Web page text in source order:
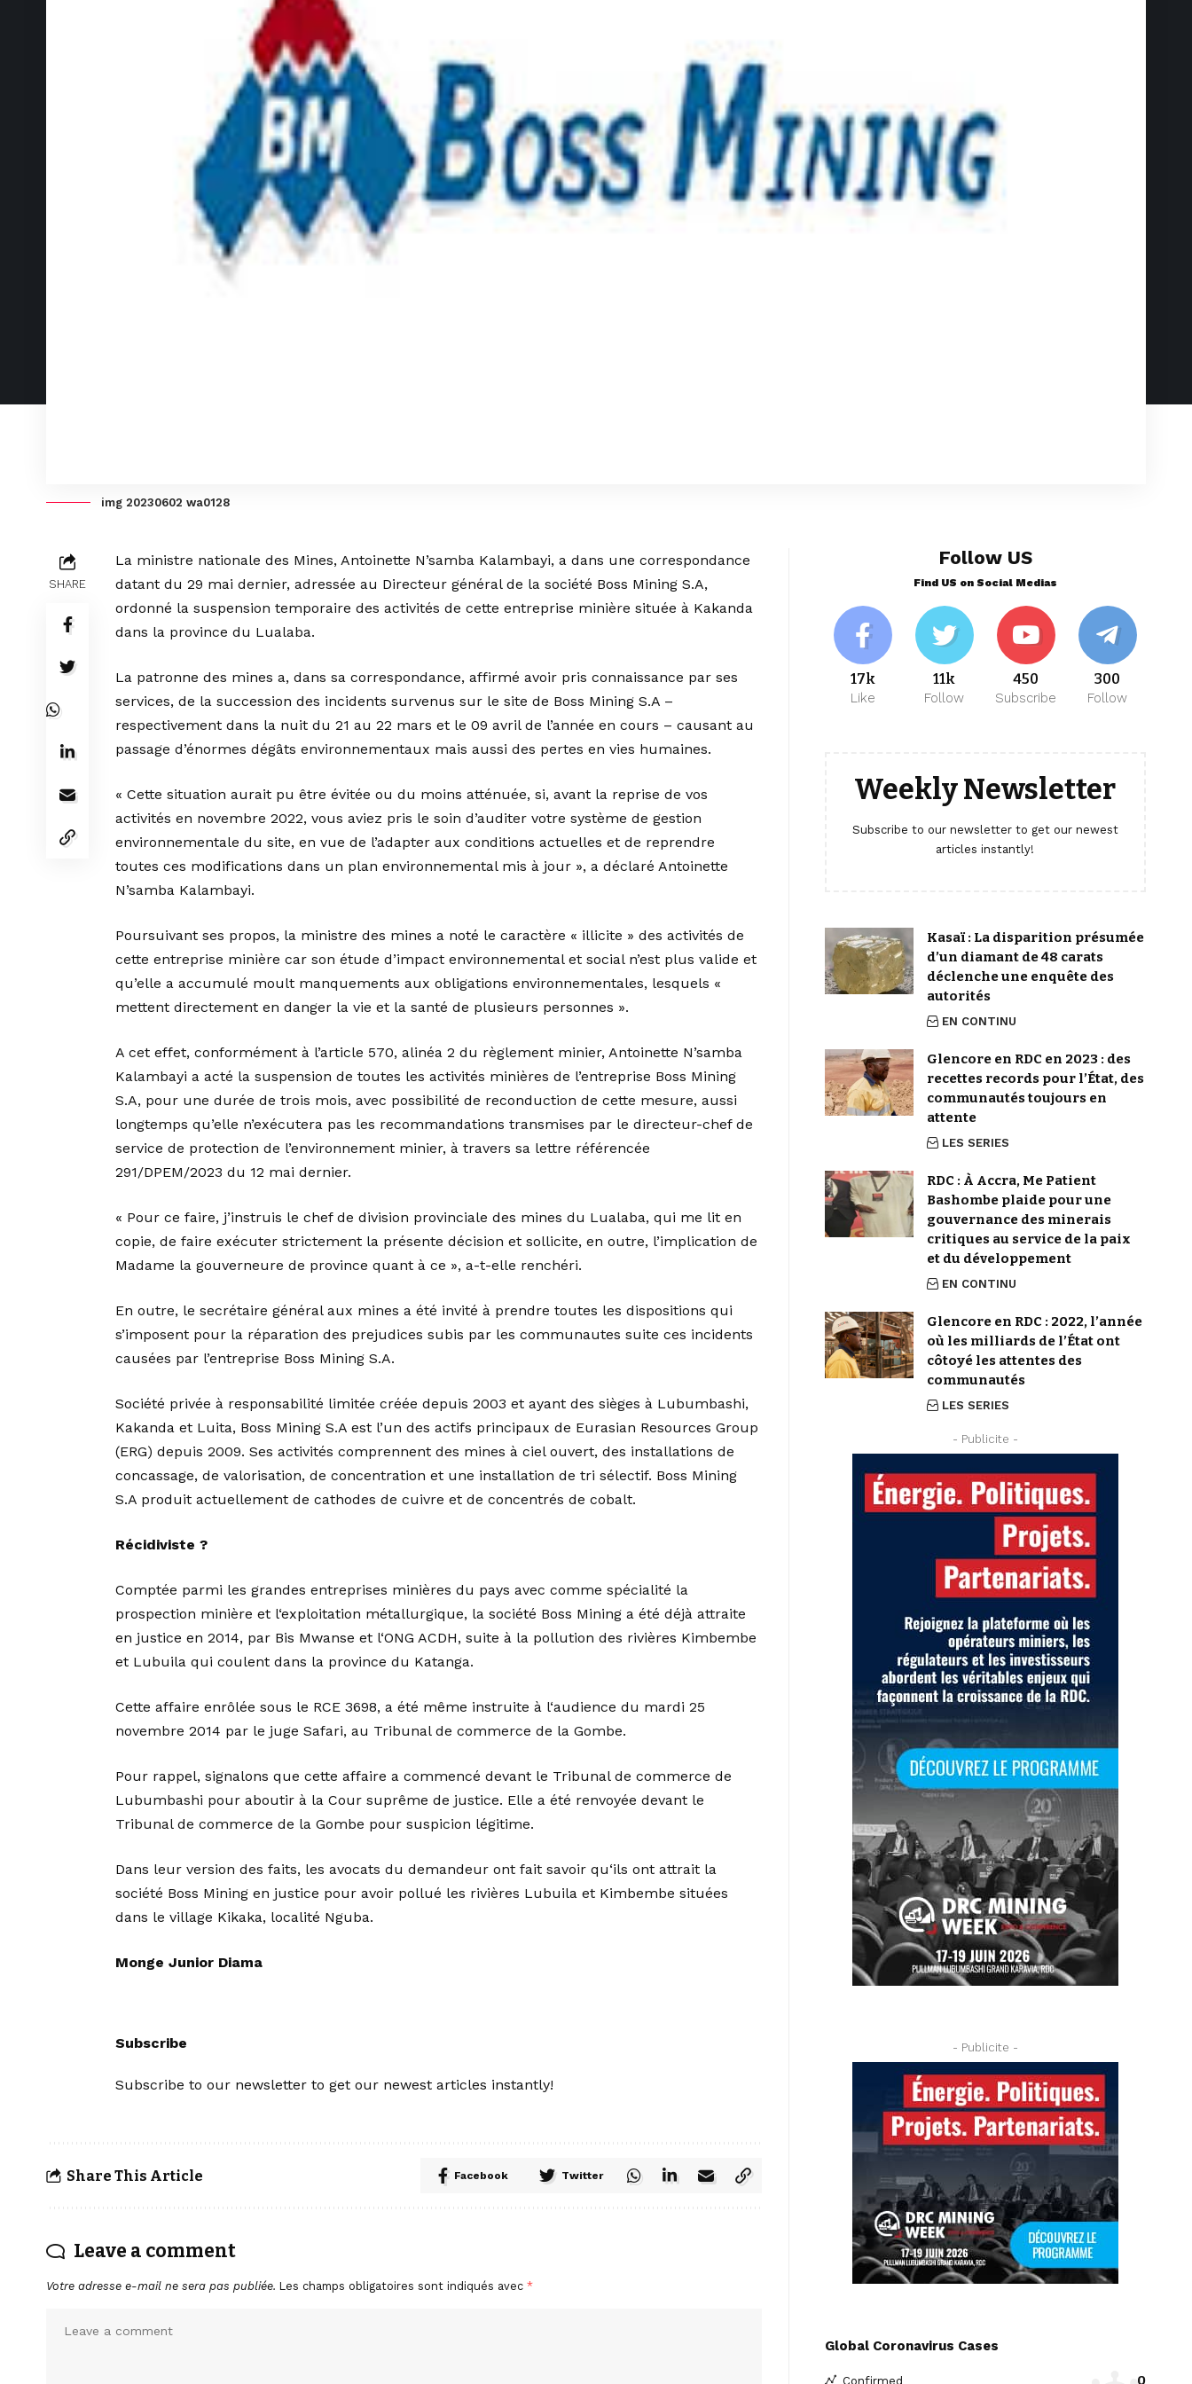
img 20230602 wa0128
SHARE
La ministre nationale des Mines, Antoinette N’samba Kalambayi, a dans une correspondance
datant du 29 mai dernier, adressée au Directeur général de la société Boss Mining S.A,
ordonné la suspension temporaire des activités de cette entreprise minière située à Kakanda
dans la province du Lualaba.
La patronne des mines a, dans sa correspondance, affirmé avoir pris connaissance par ses
services, de la succession des incidents survenus sur le site de Boss Mining S.A –
respectivement dans la nuit du 21 au 22 mars et le 09 avril de l’année en cours – causant au
passage d’énormes dégâts environnementaux mais aussi des pertes en vies humaines.
« Cette situation aurait pu être évitée ou du moins atténuée, si, avant la reprise de vos
activités en novembre 2022, vous aviez pris le soin d’auditer votre système de gestion
environnementale du site, en vue de l’adapter aux conditions actuelles et de reprendre
toutes ces modifications dans un plan environnemental mis à jour », a déclaré Antoinette
N’samba Kalambayi.
Poursuivant ses propos, la ministre des mines a noté le caractère « illicite » des activités de
cette entreprise minière car son étude d’impact environnemental et social n’est plus valide et
qu’elle a accumulé moult manquements aux obligations environnementales, lesquels «
mettent directement en danger la vie et la santé de plusieurs personnes ».
A cet effet, conformément à l’article 570, alinéa 2 du règlement minier, Antoinette N’samba
Kalambayi a acté la suspension de toutes les activités minières de l’entreprise Boss Mining
S.A, pour une durée de trois mois, avec possibilité de reconduction de cette mesure, aussi
longtemps qu’elle n’exécutera pas les recommandations transmises par le directeur-chef de
service de protection de l’environnement minier, à travers sa lettre référencée
291/DPEM/2023 du 12 mai dernier.
« Pour ce faire, j’instruis le chef de division provinciale des mines du Lualaba, qui me lit en
copie, de faire exécuter strictement la présente décision et sollicite, en outre, l’implication de
Madame la gouverneure de province quant à ce », a-t-elle renchéri.
En outre, le secrétaire général aux mines a été invité à prendre toutes les dispositions qui
s’imposent pour la réparation des prejudices subis par les communautes suite ces incidents
causées par l’entreprise Boss Mining S.A.
Société privée à responsabilité limitée créée depuis 2003 et ayant des sièges à Lubumbashi,
Kakanda et Luita, Boss Mining S.A est l’un des actifs principaux de Eurasian Resources Group
(ERG) depuis 2009. Ses activités comprennent des mines à ciel ouvert, des installations de
concassage, de valorisation, de concentration et une installation de tri sélectif. Boss Mining
S.A produit actuellement de cathodes de cuivre et de concentrés de cobalt.
Récidiviste ?
Comptée parmi les grandes entreprises minières du pays avec comme spécialité la
prospection minière et l‘exploitation métallurgique, la société Boss Mining a été déjà attraite
en justice en 2014, par Bis Mwanse et l‘ONG ACDH, suite à la pollution des rivières Kimbembe
et Lubuila qui coulent dans la province du Katanga.
Cette affaire enrôlée sous le RCE 3698, a été même instruite à l‘audience du mardi 25
novembre 2014 par le juge Safari, au Tribunal de commerce de la Gombe.
Pour rappel, signalons que cette affaire a commencé devant le Tribunal de commerce de
Lubumbashi pour aboutir à la Cour suprême de justice. Elle a été renvoyée devant le
Tribunal de commerce de la Gombe pour suspicion légitime.
Dans leur version des faits, les avocats du demandeur ont fait savoir qu‘ils ont attrait la
société Boss Mining en justice pour avoir pollué les rivières Lubuila et Kimbembe situées
dans le village Kikaka, localité Nguba.
Monge Junior Diama
Subscribe
Subscribe to our newsletter to get our newest articles instantly!
Share This Article Facebook Twitter
Leave a comment
Votre adresse e-mail ne sera pas publiée. Les champs obligatoires sont indiqués avec *
Follow US
Find US on Social Medias
17k
Like
11k
Follow
450
Subscribe
300
Follow
Weekly Newsletter
Subscribe to our newsletter to get our newest
articles instantly!
Kasaï : La disparition présumée
d’un diamant de 48 carats
déclenche une enquête des
autorités
EN CONTINU
Glencore en RDC en 2023 : des
recettes records pour l’État, des
communautés toujours en
attente
LES SERIES
RDC : À Accra, Me Patient
Bashombe plaide pour une
gouvernance des minerais
critiques au service de la paix
et du développement
EN CONTINU
Glencore en RDC : 2022, l’année
où les milliards de l’État ont
côtoyé les attentes des
communautés
LES SERIES
- Publicite -
- Publicite -
Global Coronavirus Cases
Confirmed 0